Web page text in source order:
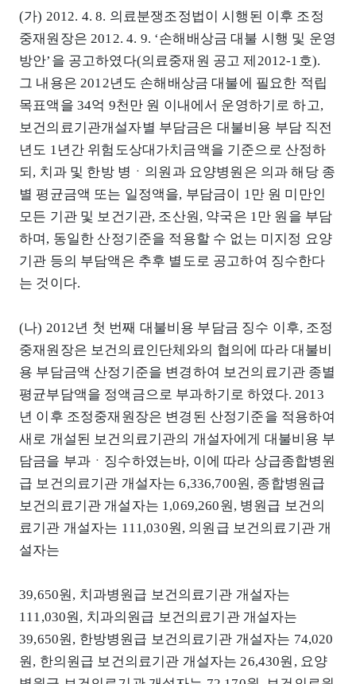
(가) 2012. 4. 8. 의료분쟁조정법이 시행된 이후 조정
중재원장은 2012. 4. 9. ‘손해배상금 대불 시행 및 운영
방안’을 공고하였다(의료중재원 공고 제2012-1호).
그 내용은 2012년도 손해배상금 대불에 필요한 적립
목표액을 34억 9천만 원 이내에서 운영하기로 하고,
보건의료기관개설자별 부담금은 대불비용 부담 직전
년도 1년간 위험도상대가치금액을 기준으로 산정하
되, 치과 및 한방 병ㆍ의원과 요양병원은 의과 해당 종
별 평균금액 또는 일정액을, 부담금이 1만 원 미만인
모든 기관 및 보건기관, 조산원, 약국은 1만 원을 부담
하며, 동일한 산정기준을 적용할 수 없는 미지정 요양
기관 등의 부담액은 추후 별도로 공고하여 징수한다
는 것이다.
(나) 2012년 첫 번째 대불비용 부담금 징수 이후, 조정
중재원장은 보건의료인단체와의 협의에 따라 대불비
용 부담금액 산정기준을 변경하여 보건의료기관 종별
평균부담액을 정액금으로 부과하기로 하였다. 2013
년 이후 조정중재원장은 변경된 산정기준을 적용하여
새로 개설된 보건의료기관의 개설자에게 대불비용 부
담금을 부과ㆍ징수하였는바, 이에 따라 상급종합병원
급 보건의료기관 개설자는 6,336,700원, 종합병원급
보건의료기관 개설자는 1,069,260원, 병원급 보건의
료기관 개설자는 111,030원, 의원급 보건의료기관 개
설자는
39,650원, 치과병원급 보건의료기관 개설자는
111,030원, 치과의원급 보건의료기관 개설자는
39,650원, 한방병원급 보건의료기관 개설자는 74,020
원, 한의원급 보건의료기관 개설자는 26,430원, 요양